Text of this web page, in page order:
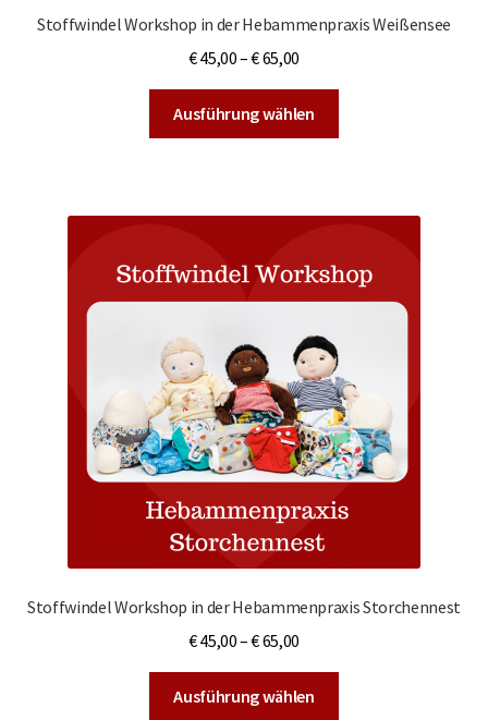
Stoffwindel Workshop in der Hebammenpraxis Weißensee
€45,00–€65,00
Ausführung wählen
Die
Optionen
der
Produktseite
gewählt
werden
Stoffwindel Workshop in der Hebammenpraxis Storchennest
€45,00–€65,00
Ausführung wählen